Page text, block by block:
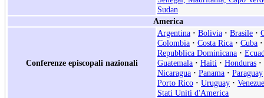
Sudan
America
Conferenze episcopali nazionali
Argentina · Bolivia · Brasile ·
Colombia · Costa Rica · Cuba ·
Repubblica Dominicana ·
Guatemala · Haiti · Honduras ·
Nicaragua · Panama · Paraguay
Porto Rico · Uruguay ·
Stati Uniti d'America